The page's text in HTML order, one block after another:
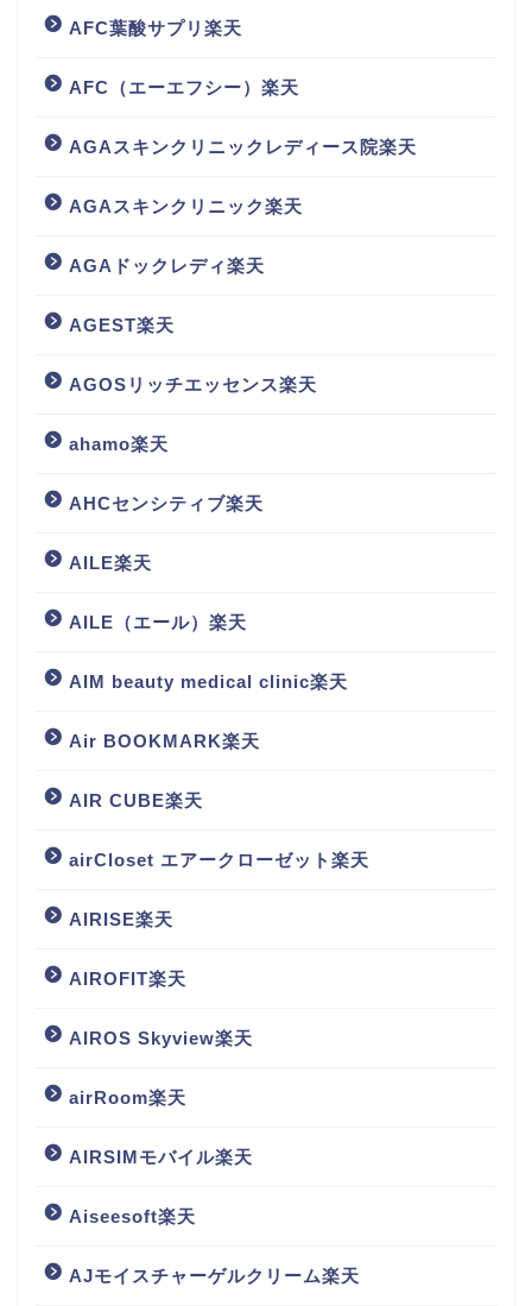
AFC葉酸サプリ楽天
AFC（エーエフシー）楽天
AGAスキンクリニックレディース院楽天
AGAスキンクリニック楽天
AGAドックレディ楽天
AGEST楽天
AGOSリッチエッセンス楽天
ahamo楽天
AHCセンシティブ楽天
AILE楽天
AILE（エール）楽天
AIM beauty medical clinic楽天
Air BOOKMARK楽天
AIR CUBE楽天
airCloset エアークローゼット楽天
AIRISE楽天
AIROFIT楽天
AIROS Skyview楽天
airRoom楽天
AIRSIMモバイル楽天
Aiseesoft楽天
AJモイスチャーゲルクリーム楽天